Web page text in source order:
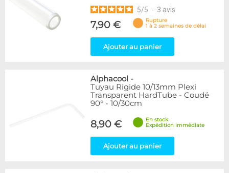
5/5 - 3 avis
7,90 €
Rupture
1 à 2 semaines de délai
Ajouter au panier
Alphacool -
Tuyau Rigide 10/13mm Plexi
Transparent HardTube - Coudé
90° - 10/30cm
8,90 €
En stock
Expédition immédiate
Ajouter au panier